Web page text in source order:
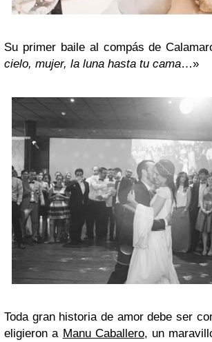
Su primer baile al compás de
cielo, mujer, la luna hasta tu cama…»
Toda gran historia de amor debe ser
eligieron a Manu Caballero, un